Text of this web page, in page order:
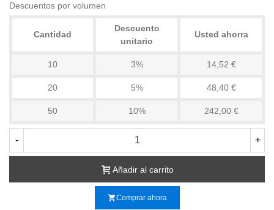
Descuentos por volumen
Cantidad
Descuento
unitario
Usted ahorra
10 3% 14,52 €
20 5% 48,40 €
50 10% 242,00 €
- +
Añadir al carrito
shopping_cartComprar ahora